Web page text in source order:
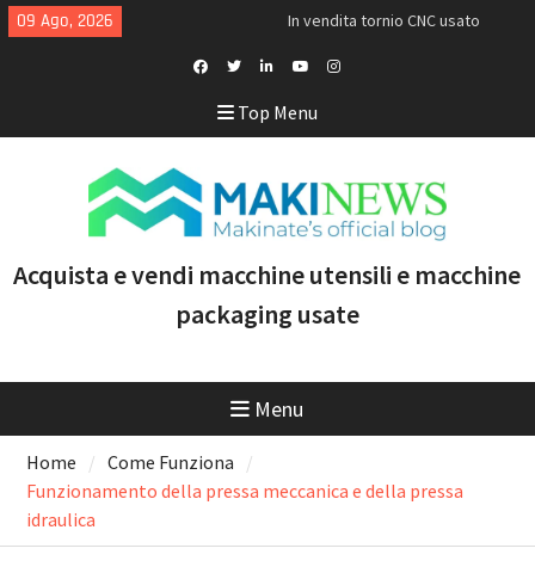
Skip
to
09 Ago, 2026
In vendita tornio CNC usato
[VENDUTO]
usati recenti con controllo
Doosan Puma 2600 LY: il tornio
CNC ideale per aumentare
produttività e marginalità
Facebook
TwitterLinkedin
Profile
Youtube
Top Menu
Acquista e vendi macchine utensili e macchine
packaging usate
Menu
Home
Come Funziona
Funzionamento della pressa meccanica e della pressa
idraulica